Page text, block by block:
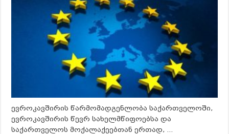
ევროკავშირის წარმომადგენლობა საქართველოში,
ევროკავშირის წევრ სახელმწიფოებსა და
საქართველოს მოქალაქეებთან ერთად, …